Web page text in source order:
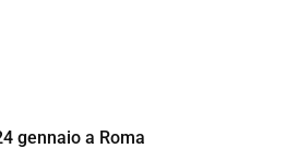
gennaio a Roma